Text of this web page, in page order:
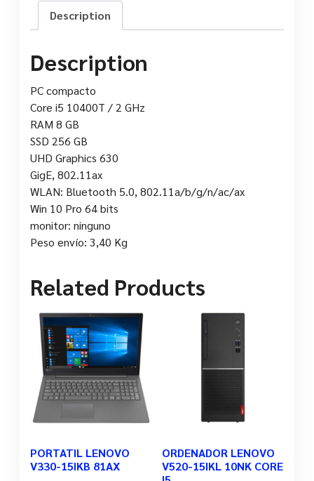
Description
Description
PC compacto
Core i5 10400T / 2 GHz
RAM 8 GB
SSD 256 GB
UHD Graphics 630
GigE, 802.11ax
WLAN: Bluetooth 5.0, 802.11a/b/g/n/ac/ax
Win 10 Pro 64 bits
monitor: ninguno
Peso envío: 3,40 Kg
Related Products
PORTATIL LENOVO
V330-15IKB 81AX
ORDENADOR LENOVO
V520-15IKL 10NK CORE